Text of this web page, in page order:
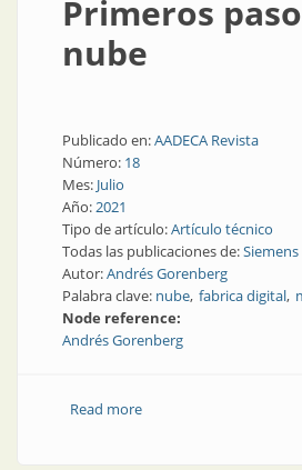
Primeros
nube
Publicado en:AADECA Revista
Número: 18
Mes: Julio
Año:2021
Tipo de artículo:Artículo técnico
Todas las publicaciones de:Siemens
Autor:Andrés Gorenberg
Palabra clave: nube fabrica digital
Node reference:
Andrés Gorenberg
Read moreabout Primeros pasos